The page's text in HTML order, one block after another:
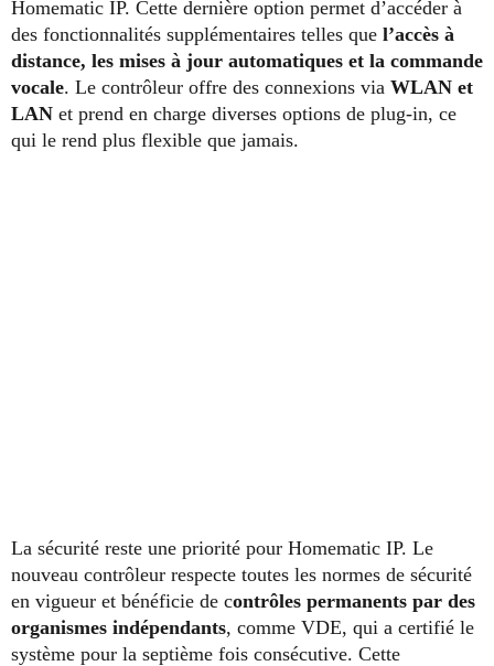
Homematic IP. Cette dernière option permet d’accéder à
des fonctionnalités supplémentaires telles que l’accès à
distance, les mises à jour automatiques et la commande
vocale. Le contrôleur offre des connexions via WLAN et
LAN et prend en charge diverses options de plug-in, ce
qui le rend plus flexible que jamais.
La sécurité reste une priorité pour Homematic IP. Le
nouveau contrôleur respecte toutes les normes de sécurité
en vigueur et bénéficie de contrôles permanents par des
organismes indépendants, comme VDE, qui a certifié le
système pour la septième fois consécutive. Cette